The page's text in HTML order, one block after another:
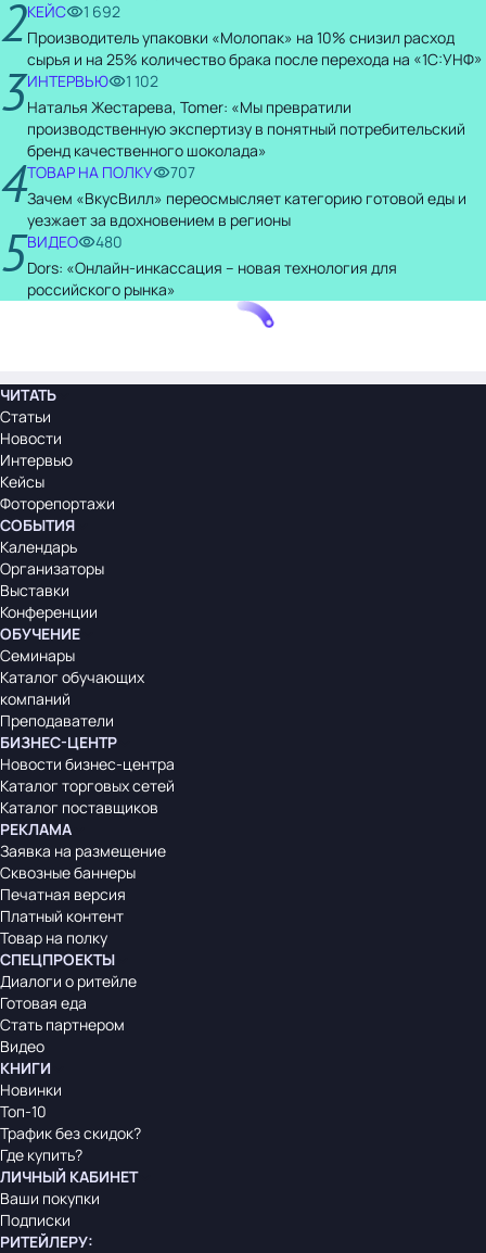
2КЕЙС
1 692
Производитель упаковки «Молопак» на 10% снизил расход
сырья и на 25% количество брака после перехода на «1С:УНФ»
3ИНТЕРВЬЮ
1 102
Наталья Жестарева, Tomer: «Мы превратили
производственную экспертизу в понятный потребительский
бренд качественного шоколада»
4ТОВАР НА ПОЛКУ
707
Зачем «ВкусВилл» переосмысляет категорию готовой еды и
уезжает за вдохновением в регионы
5ВИДЕО
480
Dors: «Онлайн-инкассация – новая технология для
российского рынка»
ЧИТАТЬ
Статьи
Новости
Интервью
Кейсы
Фоторепортажи
СОБЫТИЯ
Календарь
Организаторы
Выставки
Конференции
ОБУЧЕНИЕ
Семинары
Каталог обучающих
компаний
Преподаватели
БИЗНЕС-ЦЕНТР
Новости бизнес-центра
Каталог торговых сетей
Каталог поставщиков
РЕКЛАМА
Заявка на размещение
Сквозные баннеры
Печатная версия
Платный контент
Товар на полку
СПЕЦПРОЕКТЫ
Диалоги о ритейле
Готовая еда
Стать партнером
Видео
КНИГИ
Новинки
Топ-10
Трафик без скидок?
Где купить?
ЛИЧНЫЙ КАБИНЕТ
Ваши покупки
Подписки
РИТЕЙЛЕРУ: